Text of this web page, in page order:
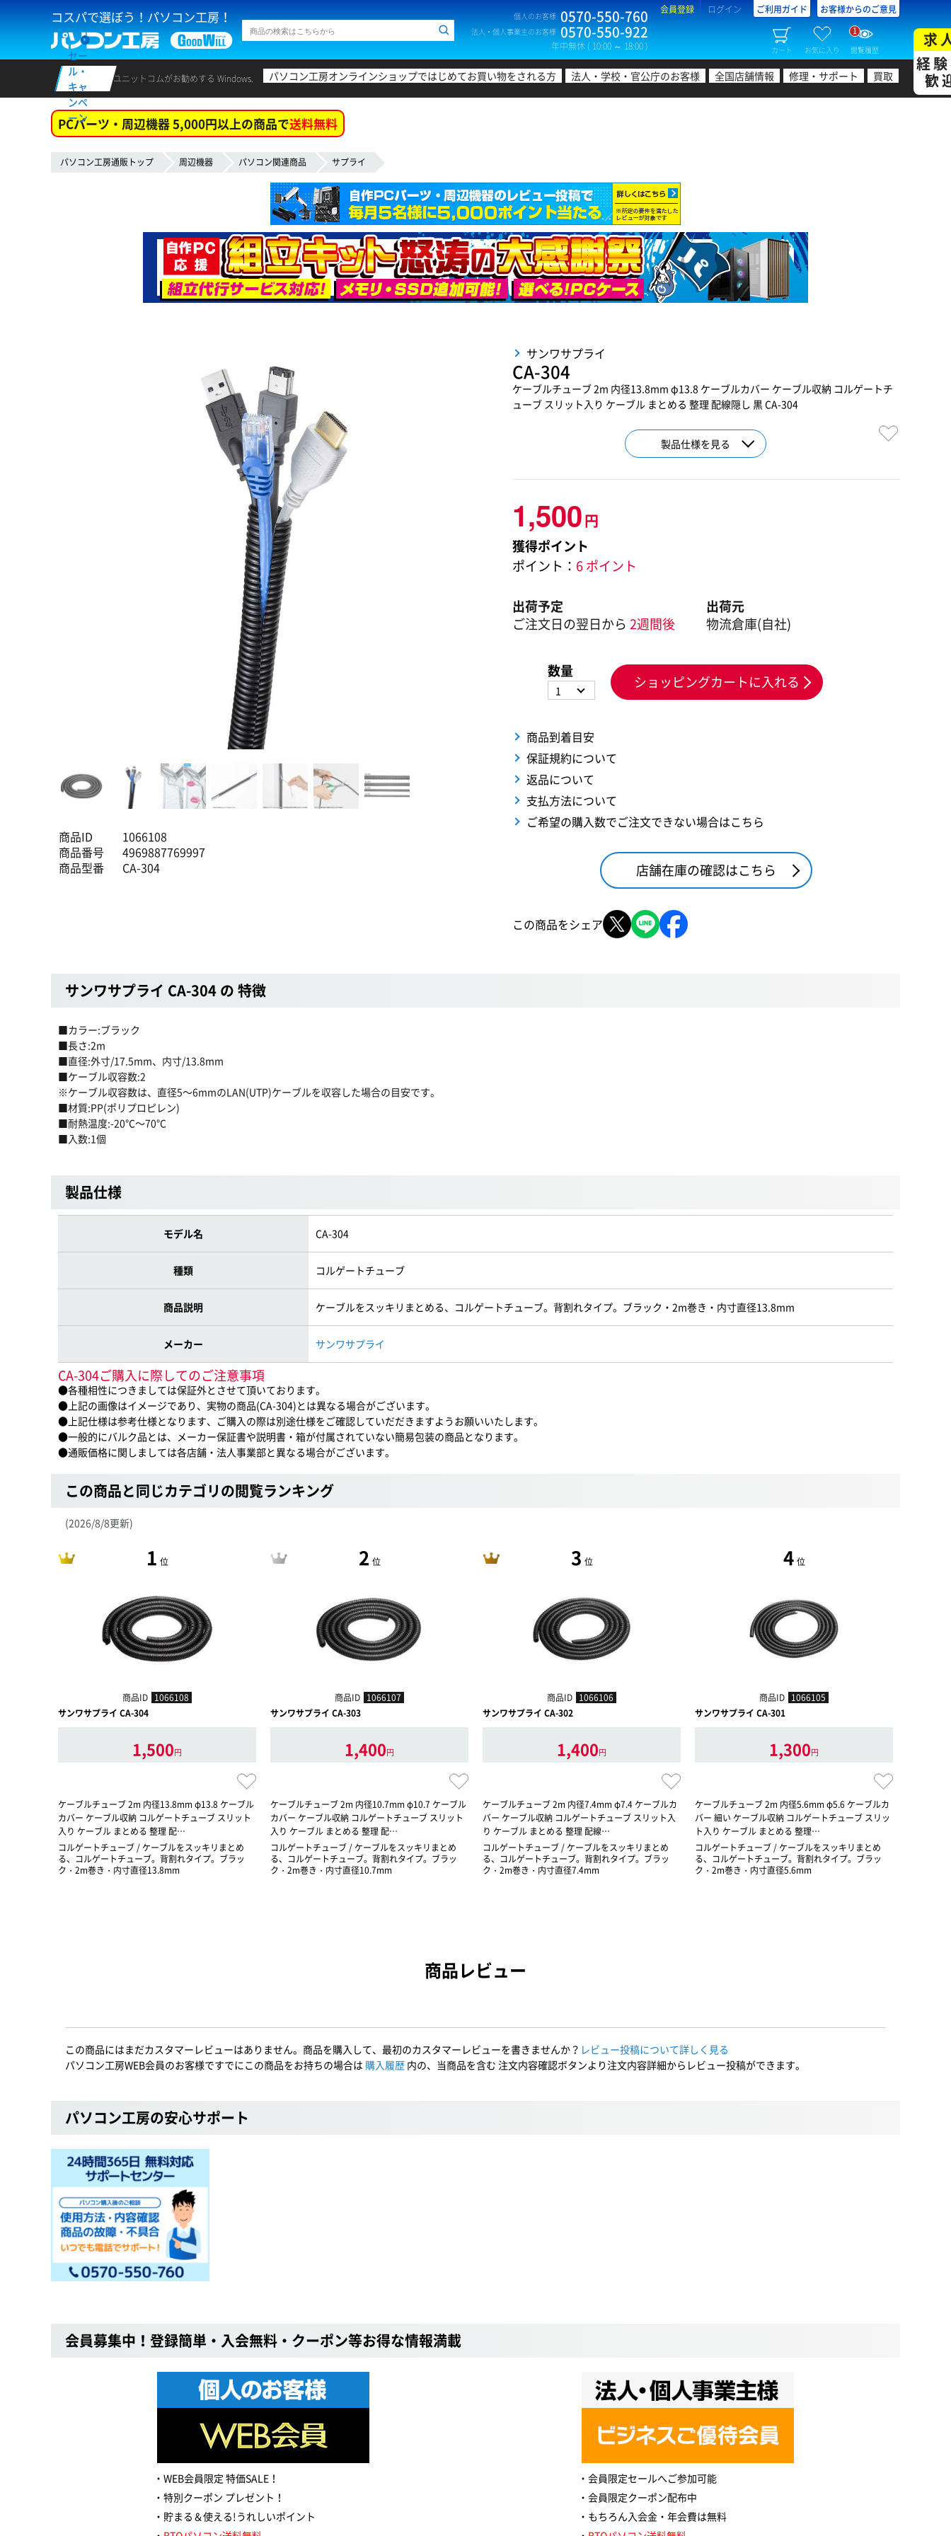
コスパで選ぼう！パソコン工房！ 個人のお客様 0570-550-760
法人・個人事業主のお客様 0570-550-922
年中無休 ( 10:00 ～ 18:00 )
会員登録 ログイン ご利用ガイド お客様からのご意見
カート お気に入り 閲覧履歴
1
セー
ル・
キャ
ンペ
ーン
ユニットコムがお勧めする Windows. パソコン工房オンラインショップではじめてお買い物をされる方 法人・学校・官公庁のお客様 全国店舗情報 修理・サポート 買取
求
経
歓
PCパーツ・周辺機器 5,000円以上の商品で送料無料
パソコン工房通販トップ 周辺機器 パソコン関連商品 サプライ
商品ID
1066108
商品番号
4969887769997
商品型番
CA-304
サンワサプライ
CA-304
ケーブルチューブ 2m 内径13.8mm φ13.8 ケーブルカバー ケーブル収納 コルゲートチ
ューブ スリット入り ケーブル まとめる 整理 配線隠し 黒 CA-304
製品仕様を見る
1,500円
獲得ポイント
ポイント： 6 ポイント
出荷予定
ご注文日の翌日から 2週間後
出荷元
物流倉庫(自社)
数量
1 ショッピングカートに入れる
商品到着目安
保証規約について
返品について
支払方法について
ご希望の購入数でご注文できない場合はこちら
店舗在庫の確認はこちら
この商品をシェア
サンワサプライ CA-304 の 特徴
■カラー:ブラック
■長さ:2m
■直径:外寸/17.5mm、内寸/13.8mm
■ケーブル収容数:2
※ケーブル収容数は、直径5〜6mmのLAN(UTP)ケーブルを収容した場合の目安です。
■材質:PP(ポリプロピレン)
■耐熱温度:-20℃〜70℃
■入数:1個
製品仕様
モデル名 CA-304
種類 コルゲートチューブ
商品説明 ケーブルをスッキリまとめる、コルゲートチューブ。背割れタイプ。ブラック・2m巻き・内寸直径13.8mm
メーカー サンワサプライ
CA-304ご購入に際してのご注意事項
●各種相性につきましては保証外とさせて頂いております。
●上記の画像はイメージであり、実物の商品(CA-304)とは異なる場合がございます。
●上記仕様は参考仕様となります、ご購入の際は別途仕様をご確認していだだきますようお願いいたします。
●一般的にバルク品とは、メーカー保証書や説明書・箱が付属されていない簡易包装の商品となります。
●通販価格に関しましては各店舗・法人事業部と異なる場合がございます。
この商品と同じカテゴリの閲覧ランキング
(2026/8/8更新)
1 位
商品ID 1066108
サンワサプライ CA-304
1,500円
ケーブルチューブ 2m 内径13.8mm φ13.8 ケーブル
カバー ケーブル収納 コルゲートチューブ スリット
入り ケーブル まとめる 整理 配…
コルゲートチューブ / ケーブルをスッキリまとめ
る、コルゲートチューブ。背割れタイプ。ブラッ
ク・2m巻き・内寸直径13.8mm
2 位
商品ID 1066107
サンワサプライ CA-303
1,400円
ケーブルチューブ 2m 内径10.7mm φ10.7 ケーブル
カバー ケーブル収納 コルゲートチューブ スリット
入り ケーブル まとめる 整理 配…
コルゲートチューブ / ケーブルをスッキリまとめ
る、コルゲートチューブ。背割れタイプ。ブラッ
ク・2m巻き・内寸直径10.7mm
3 位
商品ID 1066106
サンワサプライ CA-302
1,400円
ケーブルチューブ 2m 内径7.4mm φ7.4 ケーブルカ
バー ケーブル収納 コルゲートチューブ スリット入
り ケーブル まとめる 整理 配線…
コルゲートチューブ / ケーブルをスッキリまとめ
る、コルゲートチューブ。背割れタイプ。ブラッ
ク・2m巻き・内寸直径7.4mm
4 位
商品ID 1066105
サンワサプライ CA-301
1,300円
ケーブルチューブ 2m 内径5.6mm φ5.6 ケーブルカ
バー 細い ケーブル収納 コルゲートチューブ スリッ
ト入り ケーブル まとめる 整理…
コルゲートチューブ / ケーブルをスッキリまとめ
る、コルゲートチューブ。背割れタイプ。ブラッ
ク・2m巻き・内寸直径5.6mm
商品レビュー
この商品にはまだカスタマーレビューはありません。商品を購入して、最初のカスタマーレビューを書きませんか？ レビュー投稿について詳しく見る
パソコン工房WEB会員のお客様ですでにこの商品をお持ちの場合は 購入履歴 内の、当商品を含む 注文内容確認ボタンより注文内容詳細からレビュー投稿ができます。
パソコン工房の安心サポート
会員募集中！登録簡単・入会無料・クーポン等お得な情報満載
WEB会員限定 特価SALE！
特別クーポン プレゼント！
貯まる＆使える!うれしいポイント
会員限定セールへご参加可能
会員限定クーポン配布中
もちろん入会金・年会費は無料